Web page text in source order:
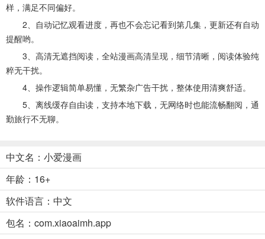
样，满足不同偏好。
2、自动记忆观看进度，再也不会忘记看到第几集，更新还有自动
提醒哟。
3、高清无遮挡阅读，全站漫画高清呈现，细节清晰，阅读体验纯
粹无干扰。
4、操作逻辑简单易懂，无繁杂广告干扰，整体使用清爽舒适。
5、离线缓存自由读，支持本地下载，无网络时也能流畅翻阅，通
勤旅行不无聊。
中文名：小爱漫画
年龄：16+
软件语言：中文
包名：com.xiaoaimh.app